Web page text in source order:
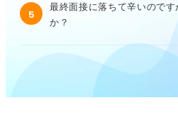
5
最終面接に落ちて辛いので
か？